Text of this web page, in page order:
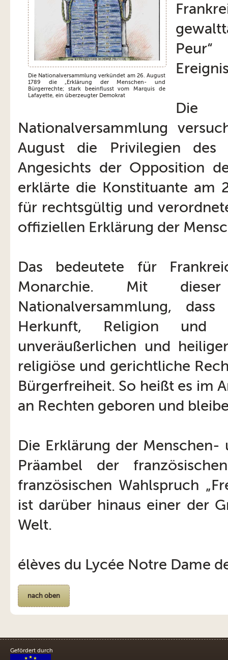
Die Nationalversammlung verkündet am 26. August
1789 die „Erklärung der Menschen- und
Bürgerrechte; stark beeinflusst vom Marquis de
Lafayette, ein überzeugter Demokrat
Die
Nationalversammlung
August die Privilegien des
Angesichts der Opposition
erklärte die Konstituante am
für rechtsgültig und
offiziellen Erklärung der
Das bedeutete für
Monarchie. Mit
Nationalversammlung,
Herkunft, Religion und
unveräußerlichen und
religiöse und gerichtliche
Bürgerfreiheit. So heißt es im
an Rechten geboren und
Die Erklärung der
Präambel der
französischen Wahlspruch
ist darüber hinaus einer der
Welt.
élèves du Lycée Notre Dame
nach oben
Gefördert durch